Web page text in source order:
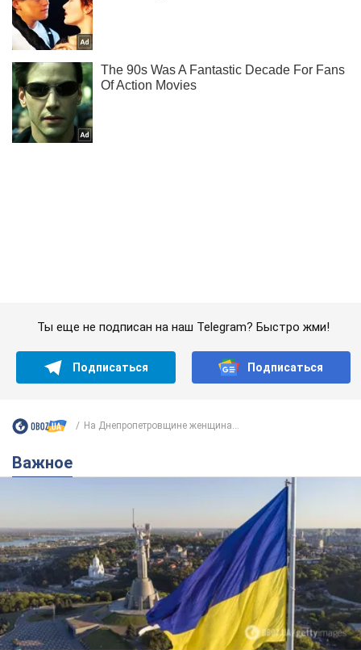
Какой была оригинальная версия гимна
Украины и почему ее боялась Российская
империя: об этом не рассказывают в школе
Государственным символом являются только первый куплет
и припев песни
5 годин тому 22,4 т.